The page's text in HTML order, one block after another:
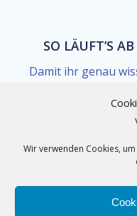
Wir verwenden Cookies,
SO LÄUFT’S AB
Damit ihr genau
wir unseren Ablauf
und transparent
Erstgespräch:
klären, was ihr
möchtet und
passt.